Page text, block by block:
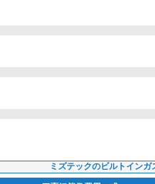
ミズテックのビルトインガ